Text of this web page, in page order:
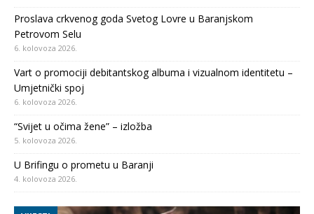
Proslava crkvenog goda Svetog Lovre u Baranjskom
Petrovom Selu
6. kolovoza 2026.
Vart o promociji debitantskog albuma i vizualnom identitetu –
Umjetnički spoj
6. kolovoza 2026.
“Svijet u očima žene” – izložba
5. kolovoza 2026.
U Brifingu o prometu u Baranji
4. kolovoza 2026.